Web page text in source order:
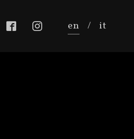
en / it